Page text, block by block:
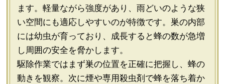
ます。軽量ながら強度があり、雨どいのような狭
い空間にも適応しやすいのが特徴です。巣の内部
には幼虫が育っており、成長すると蜂の数が急増
し周囲の安全を脅かします。
駆除作業ではまず巣の位置を正確に把握し、蜂の
動きを観察。次に煙や専用殺虫剤で蜂を落ち着か